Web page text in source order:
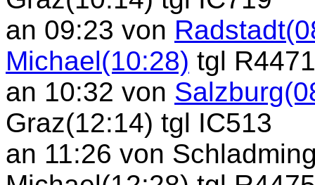
an 09:23 von
Michael(10:28) tgl R4471
an 10:32 von
Graz(12:14) tgl IC513
an 11:26 von